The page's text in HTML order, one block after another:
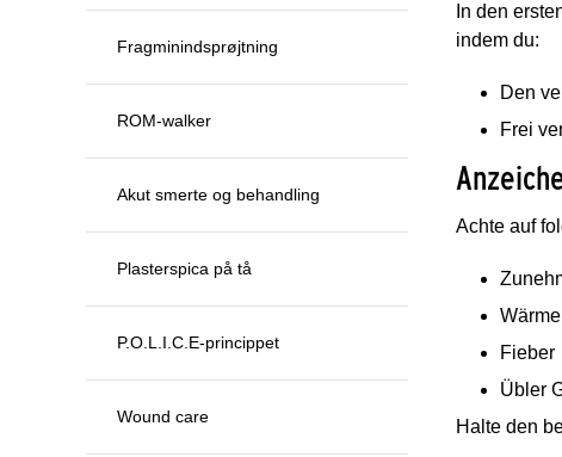
Fragminindsprøjtning
ROM-walker
Akut smerte og behandling
Plasterspica på tå
P.O.L.I.C.E-princippet
Wound care
In den
indem du:
Den
Frei
Achte auf
Fieber
Übler
Halte den